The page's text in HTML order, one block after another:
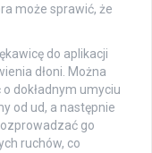
może sprawić, że
do aplikacji
dłoni. Można
dokładnym umyciu
od ud, a następnie
go
ruchów, co